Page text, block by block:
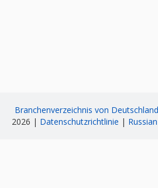
Branchenverzeichnis von
2026 | Datenschutzrichtlinie |